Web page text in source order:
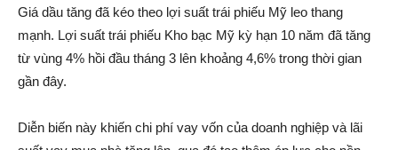
Giá dầu tăng đã kéo theo lợi suất trái phiếu Mỹ leo thang
mạnh. Lợi suất trái phiếu Kho bạc Mỹ kỳ hạn 10 năm đã tăng
từ vùng 4% hồi đầu tháng 3 lên khoảng 4,6% trong thời gian
gần đây.
Diễn biến này khiến chi phí vay vốn của doanh nghiệp và lãi